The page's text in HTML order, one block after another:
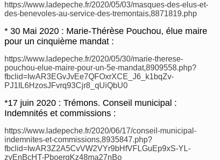
https://www.ladepeche.fr/2020/05/03/masques-des-elus-et-
des-benevoles-au-service-des-tremontais,8871819.php
* 30 Mai 2020 : Marie-Thérèse Pouchou, élue maire
pour un cinquième mandat :
https://www.ladepeche.fr/2020/05/30/marie-therese-
pouchou-elue-maire-pour-un-5e-mandat,8909558.php?
fbclid=IwAR3EGvJvEe7QFOxrXCE_J6_k1bqZv-
PJ1IL6HzosJFvrq93Cjr8_qUiQbU0
*17 juin 2020 : Trémons. Conseil municipal :
Indemnités et commissions :
https://www.ladepeche.fr/2020/06/17/conseil-municipal-
indemnites-et-commissions,8935847.php?
fbclid=IwAR3Z2A5CvVW2VYr9bHfVFLGuEp9xS-YL-
zyEnBcHT-PboergKz48ma27nBo